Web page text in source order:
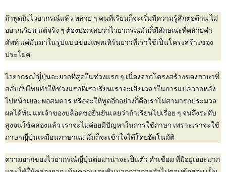
ถ้าพูดถึงไวยากรณ์แล้ว หลาย ๆ คนที่เรียนก็จะเริ่มมีความรู้สึกต่อต้าน ไม่
อยากเรียน แต่จริง ๆ ต้องบอกเลยว่าไวยากรณมันก็มีลักษณะที่คล้ายคำ
ศัพท์ แค่มันมาในรูปแบบของแพทเทิร์นยาวที่เราใช้เป็นโครงสร้างของ
ประโยค
ไวยากรณ์ญี่ปุ่นจะยากที่สุดในช่วงแรก ๆ เนื่องจากโครงสร้างของภาษาที่
สลับกับไทยทำให้ช่วงแรกที่เราเรียนเราจะเสียเวลาในการแปลจากหลัง
ไปหน้าเยอะพอสมควร หรือจะให้พูดอีกอย่างก็คือเราไม่สามารถประมวล
ผลได้ทัน แต่เจ้าของบล็อคขอยืนยันเลยว่าถ้าเรียนไปเรื่อย ๆ จนถึงระดับ
สูงจนใช้คล่องแล้ว เราจะไม่ค่อยมีปัญหาในการใช้ภาษา เพราะเราจะใช้
ภาษาญี่ปุ่นเหมือนภาษาแม่ มันก็จะเข้าใจได้โดยอัตโนมัติ
ความยากของไวยากรณ์ญี่ปุ่นต่อมาน่าจะเป็นตัว คำเชื่อม ที่มีอยู่เยอะมาก